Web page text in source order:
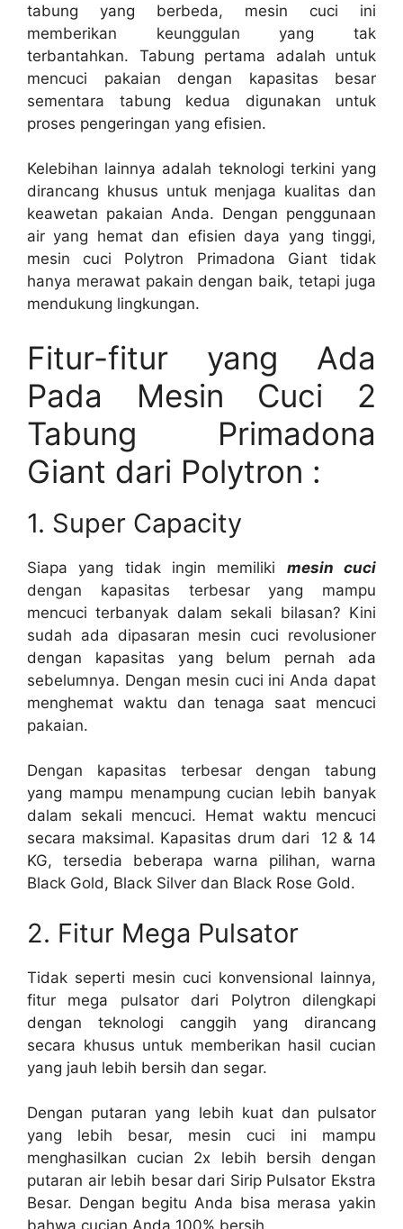
tabung yang berbeda, mesin cuci ini
memberikan keunggulan yang tak
terbantahkan. Tabung pertama adalah untuk
mencuci pakaian dengan kapasitas besar
sementara tabung kedua digunakan untuk
proses pengeringan yang efisien.
Kelebihan lainnya adalah teknologi terkini yang
dirancang khusus untuk menjaga kualitas dan
keawetan pakaian Anda. Dengan penggunaan
air yang hemat dan efisien daya yang tinggi,
mesin cuci Polytron Primadona Giant tidak
hanya merawat pakain dengan baik, tetapi juga
mendukung lingkungan.
Fitur-fitur yang Ada
Pada Mesin Cuci 2
Tabung Primadona
Giant dari Polytron :
1. Super Capacity
Siapa yang tidak ingin memiliki mesin cuci
dengan kapasitas terbesar yang mampu
mencuci terbanyak dalam sekali bilasan? Kini
sudah ada dipasaran mesin cuci revolusioner
dengan kapasitas yang belum pernah ada
sebelumnya. Dengan mesin cuci ini Anda dapat
menghemat waktu dan tenaga saat mencuci
pakaian.
Dengan kapasitas terbesar dengan tabung
yang mampu menampung cucian lebih banyak
dalam sekali mencuci. Hemat waktu mencuci
secara maksimal. Kapasitas drum dari 12 & 14
KG, tersedia beberapa warna pilihan, warna
Black Gold, Black Silver dan Black Rose Gold.
2. Fitur Mega Pulsator
Tidak seperti mesin cuci konvensional lainnya,
fitur mega pulsator dari Polytron dilengkapi
dengan teknologi canggih yang dirancang
secara khusus untuk memberikan hasil cucian
yang jauh lebih bersih dan segar.
Dengan putaran yang lebih kuat dan pulsator
yang lebih besar, mesin cuci ini mampu
menghasilkan cucian 2x lebih bersih dengan
putaran air lebih besar dari Sirip Pulsator Ekstra
Besar. Dengan begitu Anda bisa merasa yakin
bahwa cucian Anda 100% bersih.